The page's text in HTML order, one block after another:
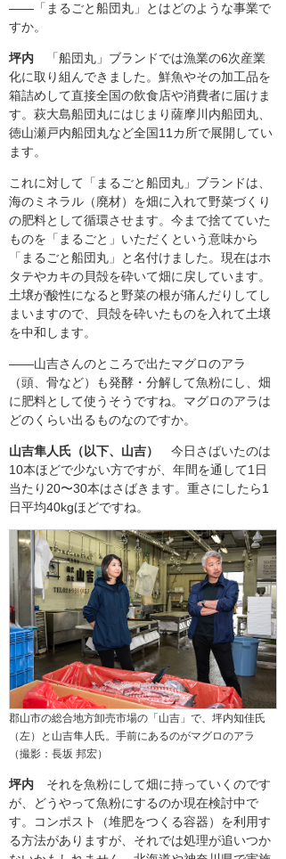
――「まるごと船団丸」とはどのような事業で
すか。
坪内 「船団丸」ブランドでは漁業の6次産業
化に取り組んできました。鮮魚やその加工品を
箱詰めして直接全国の飲食店や消費者に届けま
す。萩大島船団丸にはじまり薩摩川内船団丸、
徳山瀬戸内船団丸など全国11カ所で展開してい
ます。
これに対して「まるごと船団丸」ブランドは、
海のミネラル（廃材）を畑に入れて野菜づくり
の肥料として循環させます。今まで捨てていた
ものを「まるごと」いただくという意味から
「まるごと船団丸」と名付けました。現在はホ
タテやカキの貝殻を砕いて畑に戻しています。
土壌が酸性になると野菜の根が痛んだりしてし
まいますので、貝殻を砕いたものを入れて土壌
を中和します。
――山吉さんのところで出たマグロのアラ
（頭、骨など）も発酵・分解して魚粉にし、畑
に肥料として使うそうですね。マグロのアラは
どのくらい出るものなのですか。
山吉隼人氏（以下、山吉）
今日さばいたのは
10本ほどで少ない方ですが、年間を通して1日
当たり20〜30本はさばきます。重さにしたら1
日平均40kgほどですね。
郡山市の総合地方卸売市場の「山吉」で、坪内知佳氏
（左）と山吉隼人氏。手前にあるのがマグロのアラ
（撮影：長坂 邦宏）
坪内 それを魚粉にして畑に持っていくのです
が、どうやって魚粉にするのか現在検討中で
す。コンポスト（堆肥をつくる容器）を利用す
る方法がありますが、それでは処理が追いつか